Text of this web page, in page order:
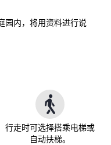
园内，将用资料进行说
行走时可选择搭乘电梯或
自动扶梯。